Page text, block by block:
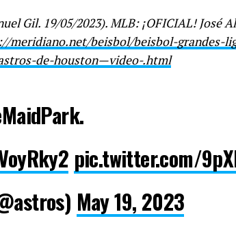
Gil. 19/05/2023). MLB: ¡OFICIAL! José
meridiano.net/beisbol/beisbol-grandes-
de-houston—video-.html
pic.twitter.com/
May 19, 2023